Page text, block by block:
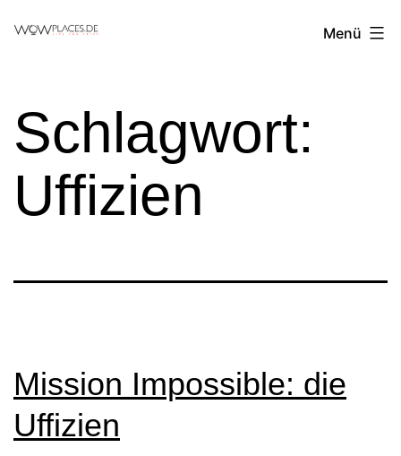
Reiseblog
Menü
Schlagwort:
Uffizien
Mission Impossible: die
Uffizien